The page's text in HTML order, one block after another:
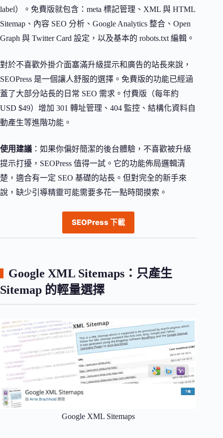
label）。免費版就包含：meta 標記管理、XML 與 HTML
Sitemap、內容 SEO 分析、Google Analytics 整合、Open
Graph 與 Twitter Card 設定，以及基本的 robots.txt 編輯。
對於不喜歡外掛介面塞滿升級提示和廣告的站長來說，
SEOPress 是一個讓人舒服的選擇。免費版的功能已經涵
蓋了大部分站長的日常 SEO 需求。付費版（每年約
USD $49）增加 301 轉址管理、404 監控、結構化資料自
動產生等進階功能。
使用建議 ：如果你偏好簡潔的後台體驗，不喜歡被升級
提示打擾，SEOPress 值得一試。它的功能佈局邏輯清
楚，適合有一定 SEO 基礎的站長。但對完全的新手來
說，缺少引導精靈可能需要多花一點時間摸索。
SEOPress 下載
Google XML Sitemaps：只產生
Sitemap 的輕量選擇
Google XML Sitemaps